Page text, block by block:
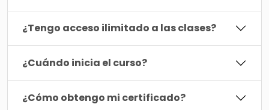
¿Tengo acceso ilimitado a las clases?
¿Cuándo inicia el curso?
¿Cómo obtengo mi certificado?